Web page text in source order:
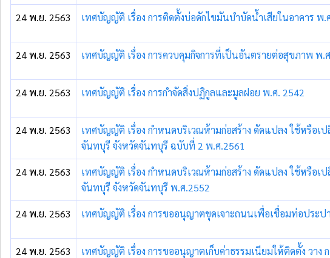
24 พ.ย. 2563 เทศบัญญัติ เรื่อง การติดตั้งบ่อดักไขมันบำบัดน้ำเสียในอาคาร พ.
24 พ.ย. 2563 เทศบัญญัติ เรื่อง การควบคุมกิจการที่เป็นอันตรายต่อสุขภาพ พ.
24 พ.ย. 2563 เทศบัญญัติ เรื่อง การกำจัดสิ่งปฏิกูลและมูลฝอย พ.ศ. 2542
24 พ.ย. 2563
เทศบัญญัติ เรื่อง กำหนดบริเวณห้ามก่อสร้าง ดัดแปลง ใช้หรือเ
จันทบุรี จังหวัดจันทบุรี ฉบับที่ 2 พ.ศ.2561
24 พ.ย. 2563
เทศบัญญัติ เรื่อง กำหนดบริเวณห้ามก่อสร้าง ดัดแปลง ใช้หรือเ
จันทบุรี จังหวัดจันทบุรี พ.ศ.2552
24 พ.ย. 2563 เทศบัญญัติ เรื่อง การขออนุญาตขุดเจาะถนนเพื่อเชื่อมท่อประป
24 พ.ย. 2563
เทศบัญญัติ เรื่อง การขออนุญาตเก็บค่าธรรมเนียมให้ติดตั้ง วาง